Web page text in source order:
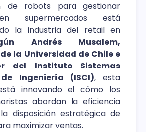
de robots para gestionar
supermercados está
la industria del retail en
Andrés Musalem,
la Universidad de Chile e
del Instituto Sistemas
Ingeniería (ISCI), esta
innovando el cómo los
abordan la eficiencia
disposición estratégica de
maximizar ventas.